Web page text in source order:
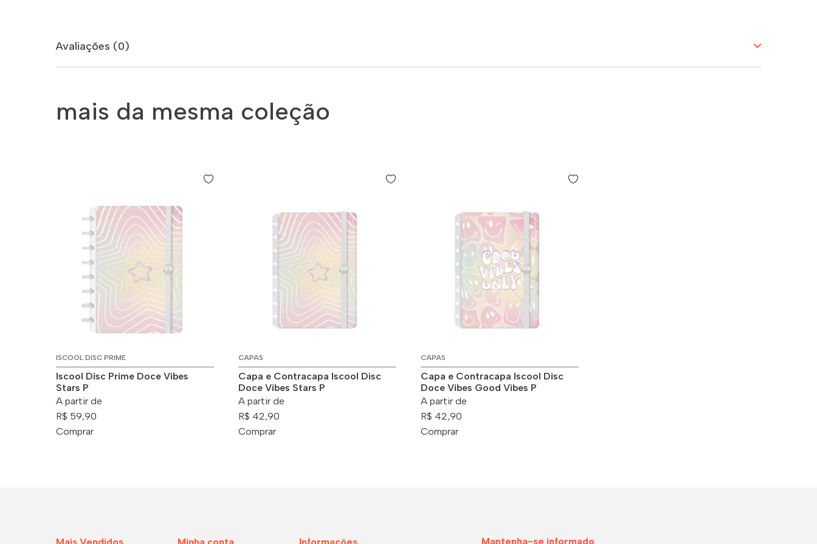
Avaliações (0)
mais da mesma coleção
ISCOOL DISC PRIME
Iscool Disc Prime Doce Vibes
Stars P
A partir de
R$ 59,90
Comprar
CAPAS
Capa e Contracapa Iscool Disc
Doce Vibes Stars P
A partir de
R$ 42,90
Comprar
CAPAS
Capa e Contracapa Iscool Disc
Doce Vibes Good Vibes P
A partir de
R$ 42,90
Comprar
Mantenha-se informado